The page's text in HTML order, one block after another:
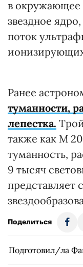
в окружающее
звездное
поток
Ранее
туманности,
лепестка.
также как M
туманность,
9 тысяч
представляет
Поделиться
Подготовил/ла